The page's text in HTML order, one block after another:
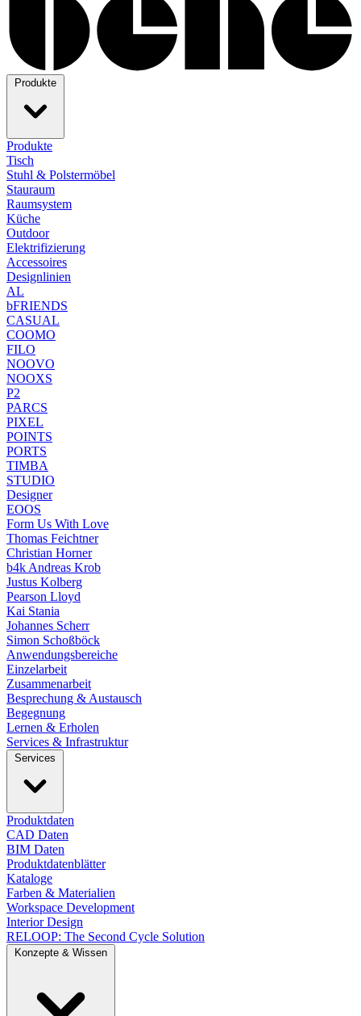
Produkte
Produkte
Tisch
Stuhl & Polstermöbel
Stauraum
Raumsystem
Küche
Outdoor
Elektrifizierung
Accessoires
Designlinien
AL
bFRIENDS
CASUAL
COOMO
FILO
NOOVO
NOOXS
P2
PARCS
PIXEL
POINTS
PORTS
TIMBA
STUDIO
Designer
EOOS
Form Us With Love
Thomas Feichtner
Christian Horner
b4k Andreas Krob
Justus Kolberg
Pearson Lloyd
Kai Stania
Johannes Scherr
Simon Schoßböck
Anwendungsbereiche
Einzelarbeit
Zusammenarbeit
Besprechung & Austausch
Begegnung
Lernen & Erholen
Services & Infrastruktur
Services
Produktdaten
CAD Daten
BIM Daten
Produktdatenblätter
Kataloge
Farben & Materialien
Workspace Development
Interior Design
RELOOP: The Second Cycle Solution
Konzepte & Wissen